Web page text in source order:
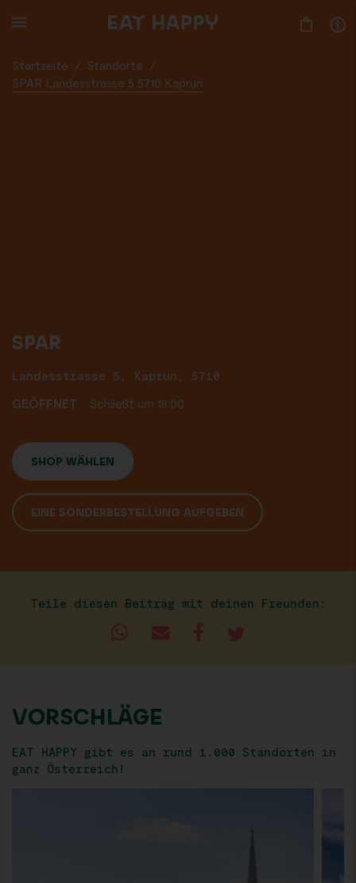
TO
Startseite / Standorte
/
SPAR Landesstrasse 5 5710 Kaprun
SPAR
Landesstrasse 5, Kaprun, 5710
GEÖFFNET
Schließt um 18:00
SHOP WÄHLEN
EINE SONDERBESTELLUNG AUFGEBEN
Teile diesen Beitrag mit deinen Freunden:
VORSCHLÄGE
EAT HAPPY gibt es an rund 1.000 Standorten in
ganz Österreich!